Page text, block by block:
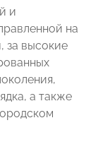
и
на
за высокие
а также